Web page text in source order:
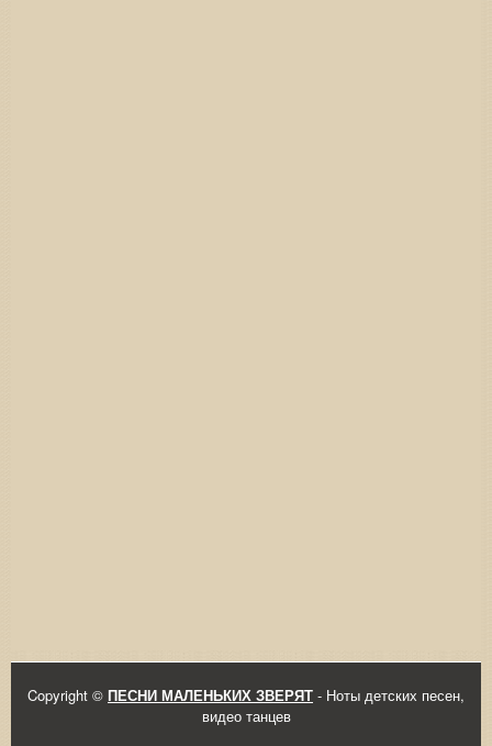
Copyright © ПЕСНИ МАЛЕНЬКИХ ЗВЕРЯТ - Ноты детских песен,
видео танцев